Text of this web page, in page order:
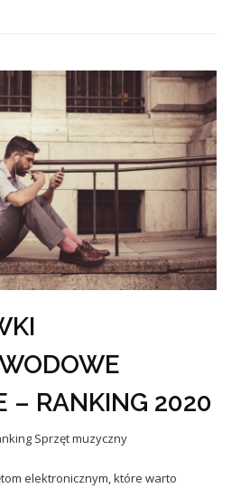
– RANKING 2020
Sprzęt muzyczny
elektronicznym, które warto